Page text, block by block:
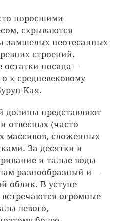
поросшими
скрываются
замшелых неотесанных
строений.
посада —
к средневековому
Кая.
долины представляют
отвесных (часто
массивов, сложенных
За десятки и
и талые воды
разнообразный и —
облик. В уступе
огромные
левого,